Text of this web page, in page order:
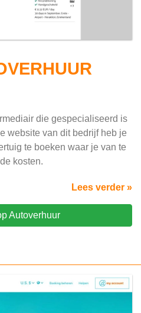
die gespecialiseerd is
website van dit bedrijf heb je
te boeken waar je van te
kosten.
Lees verder »
Autoverhuur